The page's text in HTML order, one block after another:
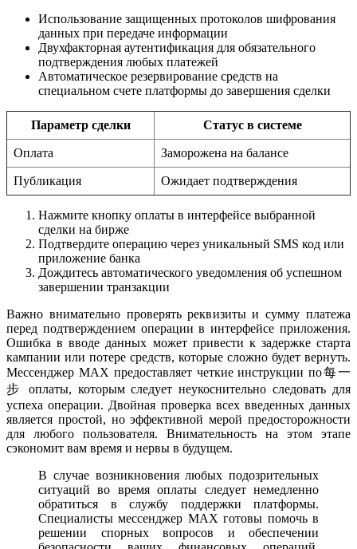
Использование защищенных протоколов шифрования
данных при передаче информации
Двухфакторная аутентификация для обязательного
подтверждения любых платежей
Автоматическое резервирование средств на
специальном счете платформы до завершения сделки
Параметр сделки Статус в системе
Оплата Заморожена на балансе
Публикация Ожидает подтверждения
Нажмите кнопку оплаты в интерфейсе выбранной
сделки на бирже
Подтвердите операцию через уникальный SMS код или
приложение банка
Дождитесь автоматического уведомления об успешном
завершении транзакции
Важно внимательно проверять реквизиты и сумму платежа
перед подтверждением операции в интерфейсе приложения.
Ошибка в вводе данных может привести к задержке старта
кампании или потере средств, которые сложно будет вернуть.
Мессенджер MAX предоставляет четкие инструкции по每一
步 оплаты, которым следует неукоснительно следовать для
успеха операции. Двойная проверка всех введенных данных
является простой, но эффективной мерой предосторожности
для любого пользователя. Внимательность на этом этапе
сэкономит вам время и нервы в будущем.
В случае возникновения любых подозрительных
ситуаций во время оплаты следует немедленно
обратиться в службу поддержки платформы.
Специалисты мессенджер MAX готовы помочь в
решении спорных вопросов и обеспечении